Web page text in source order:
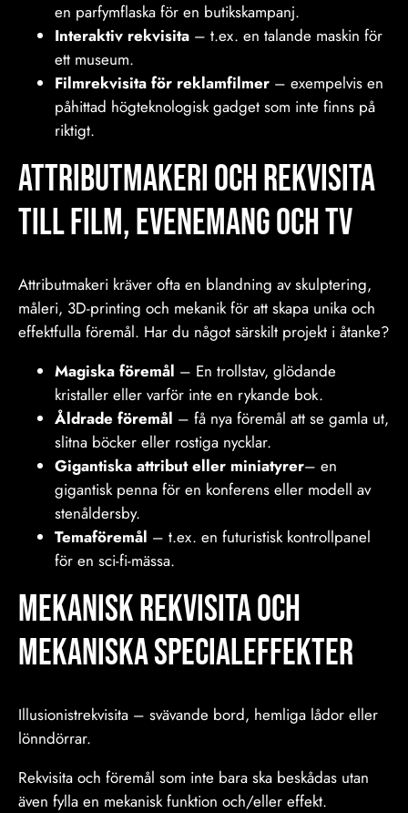
en parfymflaska för en butikskampanj.
Interaktiv rekvisita – t.ex. en talande maskin för
ett museum.
Filmrekvisita för reklamfilmer – exempelvis en
påhittad högteknologisk gadget som inte finns på
riktigt.
Attributmakeri och Rekvisita
till film, Evenemang och tv
Attributmakeri kräver ofta en blandning av skulptering,
måleri, 3D-printing och mekanik för att skapa unika och
effektfulla föremål. Har du något särskilt projekt i åtanke?
Magiska föremål – En trollstav, glödande
kristaller eller varför inte en rykande bok.
Åldrade föremål – få nya föremål att se gamla ut,
slitna böcker eller rostiga nycklar.
Gigantiska attribut eller miniatyrer– en
gigantisk penna för en konferens eller modell av
stenåldersby.
Temaföremål – t.ex. en futuristisk kontrollpanel
för en sci-fi-mässa.
Mekanisk rekvisita och
mekaniska specialeffekter
Illusionistrekvisita – svävande bord, hemliga lådor eller
lönndörrar.
Rekvisita och föremål som inte bara ska beskådas utan
även fylla en mekanisk funktion och/eller effekt.